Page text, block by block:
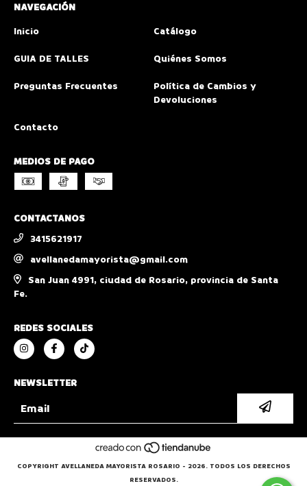
NAVEGACIÓN
Inicio
Catálogo
GUIA DE TALLES Quiénes Somos
Preguntas Frecuentes
Política de Cambios y
Devoluciones
Contacto
MEDIOS DE PAGO
CONTACTANOS
3415621917
avellanedamayorista@gmail.com
San Juan 4991, ciudad de Rosario, provincia de Santa
Fe.
REDES SOCIALES
NEWSLETTER
COPYRIGHT AVELLANEDA MAYORISTA ROSARIO - 2026. TODOS LOS DERECHOS
RESERVADOS.